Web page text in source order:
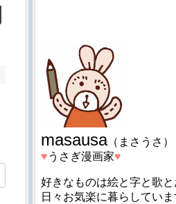
masausa（まさうさ）
♥︎ うさぎ漫画家♥︎
好きなものは絵と字と歌と
日々お気楽に暮らしていま